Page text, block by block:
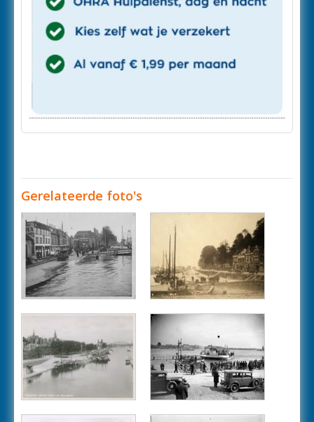
Gerelateerde foto's